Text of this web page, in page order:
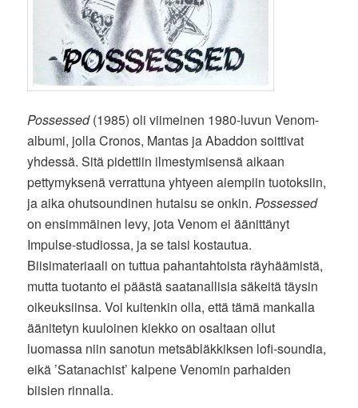
Possessed(1985) oli viimeinen 1980-luvun Venom-
albumi, jolla Cronos, Mantas ja Abaddon soittivat
yhdessä. Sitä pidettiin ilmestymisensä aikaan
pettymyksenä verrattuna yhtyeen aiempiin tuotoksiin,
ja aika ohutsoundinen hutaisu se onkin.Possessed
on ensimmäinen levy, jota Venom ei äänittänyt
Impulse-studiossa, ja se taisi kostautua.
Biisimateriaali on tuttua pahantahtoista räyhäämistä,
mutta tuotanto ei päästä saatanallisia säkeitä täysin
oikeuksiinsa. Voi kuitenkin olla, että tämä mankalla
äänitetyn kuuloinen kiekko on osaltaan ollut
luomassa niin sanotun metsäbläkkiksen lofi-soundia,
eikä ’Satanachist’ kalpene Venomin parhaiden
biisien rinnalla.